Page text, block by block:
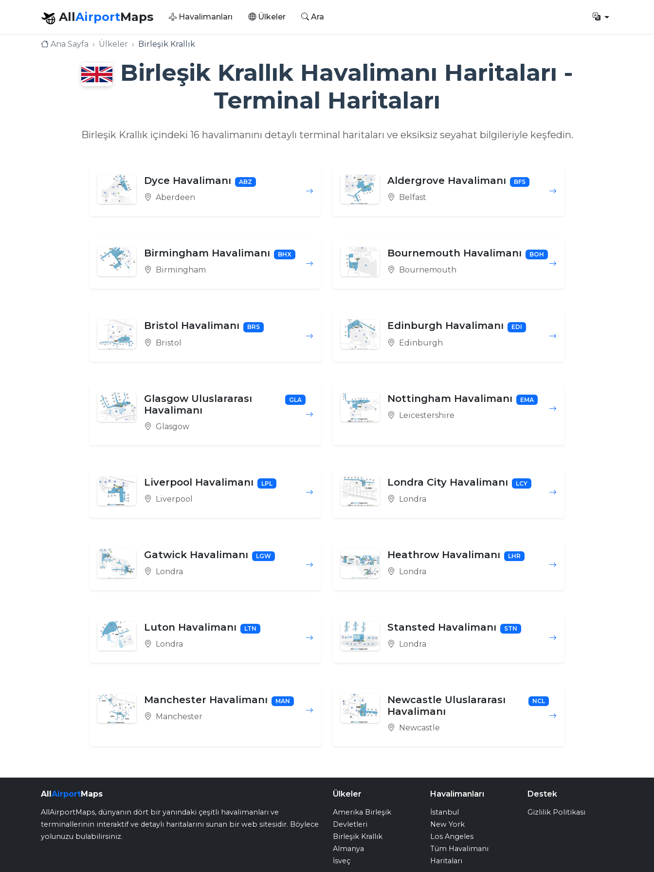
AllAirportMaps Havalimanları Ülkeler Ara
Ana Sayfa Ülkeler Birleşik Krallık
Birleşik Krallık Havalimanı Haritaları -
Terminal Haritaları
Birleşik Krallık içindeki 16 havalimanını detaylı terminal haritaları ve eksiksiz seyahat bilgileriyle keşfedin.
Dyce Havalimanı ABZ
Aberdeen
Aldergrove Havalimanı BFS
Belfast
Birmingham Havalimanı BHX
Birmingham
Bournemouth Havalimanı BOH
Bournemouth
Bristol Havalimanı BRS
Bristol
Edinburgh Havalimanı EDI
Edinburgh
Glasgow Uluslararası
Havalimanı
GLA
Glasgow
Nottingham Havalimanı EMA
Leicestershire
Liverpool Havalimanı LPL
Liverpool
Londra City Havalimanı LCY
Londra
Gatwick Havalimanı LGW
Londra
Heathrow Havalimanı LHR
Londra
Luton Havalimanı LTN
Londra
Stansted Havalimanı STN
Londra
Manchester Havalimanı MAN
Manchester
Newcastle Uluslararası
Havalimanı
NCL
Newcastle
AllAirportMaps
AllAirportMaps, dünyanın dört bir yanındaki çeşitli havalimanları ve
terminallerinin interaktif ve detaylı haritalarını sunan bir web sitesidir. Böylece
yolunuzu bulabilirsiniz.
Ülkeler
Amerika Birleşik
Devletleri
Birleşik Krallık
Almanya
İsveç
Havalimanları
İstanbul
New York
Los Angeles
Tüm Havalimanı
Haritaları
Destek
Gizlilik Politikası